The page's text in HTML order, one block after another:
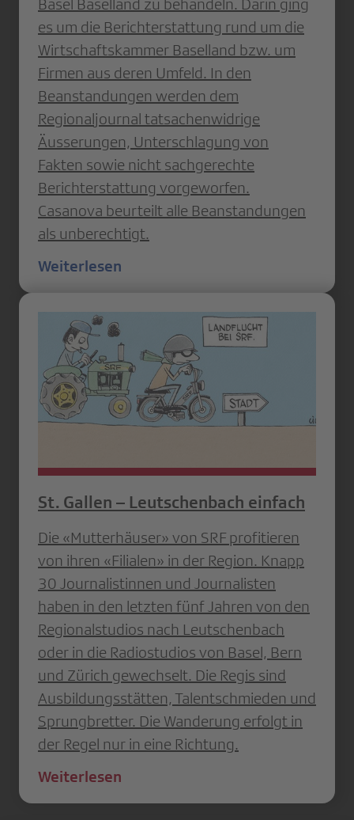
Basel Baselland zu behandeln. Darin ging
es um die Berichterstattung rund um die
Wirtschaftskammer Baselland bzw. um
Firmen aus deren Umfeld. In den
Beanstandungen werden dem
Regionaljournal tatsachenwidrige
Äusserungen, Unterschlagung von
Fakten sowie nicht sachgerechte
Berichterstattung vorgeworfen.
Casanova beurteilt alle Beanstandungen
als unberechtigt.
Weiterlesen
St. Gallen – Leutschenbach einfach
Die «Mutterhäuser» von SRF profitieren
von ihren «Filialen» in der Region. Knapp
30 Journalistinnen und Journalisten
haben in den letzten fünf Jahren von den
Regionalstudios nach Leutschenbach
oder in die Radiostudios von Basel, Bern
und Zürich gewechselt. Die Regis sind
Ausbildungsstätten, Talentschmieden und
Sprungbretter. Die Wanderung erfolgt in
der Regel nur in eine Richtung.
Weiterlesen